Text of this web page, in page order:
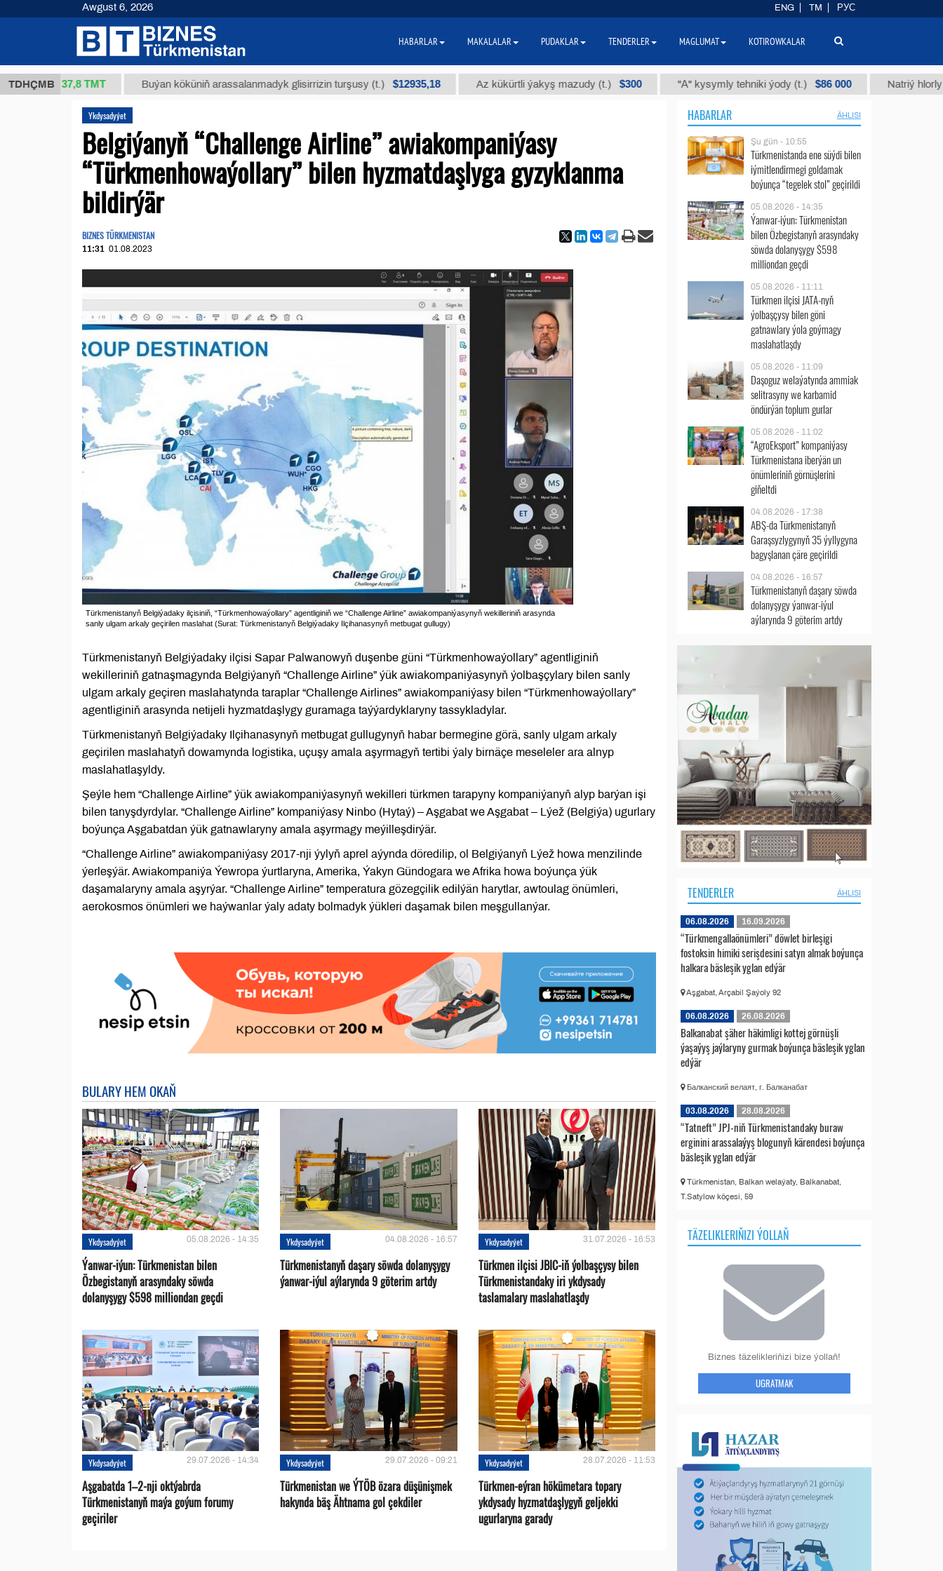
TDHÇMB
37,8 ТМТ Buýan köküniň arassalanmadyk glisirrizin turşusy (t.) $12935,18 Az kükürtli ýakyş mazudy (t.) $300 "А" kysymly tehniki ýody (t.) $86 000 Natriý hlorly
Ykdysadyýet
Belgiýanyň “Challenge Airline” awiakompaniýasy
“Türkmenhowaýollary” bilen hyzmatdaşlyga gyzyklanma
bildirýär
BIZNES TÜRKMENISTAN
11:31 01.08.2023
Türkmenistanyň Belgiýadaky ilçisiniň, “Türkmenhowaýollary” agentliginiň we “Challenge Airline” awiakompaniýasynyň wekilleriniň arasynda
sanly ulgam arkaly geçirilen maslahat (Surat: Türkmenistanyň Belgiýadaky Ilçihanasynyň metbugat gullugy)
Türkmenistanyň Belgiýadaky ilçisi Sapar Palwanowyň duşenbe güni “Türkmenhowaýollary” agentliginiň
wekilleriniň gatnaşmagynda Belgiýanyň “Challenge Airline” ýük awiakompaniýasynyň ýolbaşçylary bilen sanly
ulgam arkaly geçiren maslahatynda taraplar “Challenge Airlines” awiakompaniýasy bilen “Türkmenhowaýollary”
agentliginiň arasynda netijeli hyzmatdaşlygy guramaga taýýardyklaryny tassykladylar.
Türkmenistanyň Belgiýadaky Ilçihanasynyň metbugat gullugynyň habar bermegine görä, sanly ulgam arkaly
geçirilen maslahatyň dowamynda logistika, uçuşy amala aşyrmagyň tertibi ýaly birnäçe meseleler ara alnyp
maslahatlaşyldy.
Şeýle hem “Challenge Airline” ýük awiakompaniýasynyň wekilleri türkmen tarapyny kompaniýanyň alyp barýan işi
bilen tanyşdyrdylar. “Challenge Airline” kompaniýasy Ninbo (Hytaý) – Aşgabat we Aşgabat – Lýež (Belgiýa) ugurlary
boýunça Aşgabatdan ýük gatnawlaryny amala aşyrmagy meýilleşdirýär.
“Challenge Airline” awiakompaniýasy 2017-nji ýylyň aprel aýynda döredilip, ol Belgiýanyň Lýež howa menzilinde
ýerleşýär. Awiakompaniýa Ýewropa ýurtlaryna, Amerika, Ýakyn Gündogara we Afrika howa boýunça ýük
daşamalaryny amala aşyrýar. “Challenge Airline” temperatura gözegçilik edilýän harytlar, awtoulag önümleri,
aerokosmos önümleri we haýwanlar ýaly adaty bolmadyk ýükleri daşamak bilen meşgullanýar.
BULARY HEM OKAŇ
Ykdysadyýet 05.08.2026 - 14:35
Ýanwar-iýun: Türkmenistan bilen
Özbegistanyň arasyndaky söwda
dolanyşygy $598 milliondan geçdi
Ykdysadyýet 04.08.2026 - 16:57
Türkmenistanyň daşary söwda dolanyşygy
ýanwar-iýul aýlarynda 9 göterim artdy
Ykdysadyýet 31.07.2026 - 16:53
Türkmen ilçisi JBIC-iň ýolbaşçysy bilen
Türkmenistandaky iri ykdysady
taslamalary maslahatlaşdy
Ykdysadyýet 29.07.2026 - 14:34
Aşgabatda 1–2-nji oktýabrda
Türkmenistanyň maýa goýum forumy
geçiriler
Ykdysadyýet 29.07.2026 - 09:21
Türkmenistan we ÝTÖB özara düşünişmek
hakynda bäş Ähtnama gol çekdiler
Ykdysadyýet 28.07.2026 - 11:53
Türkmen-eýran hökümetara topary
ykdysady hyzmatdaşlygyň geljekki
ugurlaryna garady
HABARLAR ÄHLISI
Şu gün - 10:55
Türkmenistanda ene süýdi bilen
iýmitlendirmegi goldamak
boýunça “tegelek stol” geçirildi
05.08.2026 - 14:35
Ýanwar-iýun: Türkmenistan
bilen Özbegistanyň arasyndaky
söwda dolanyşygy $598
milliondan geçdi
05.08.2026 - 11:11
Türkmen ilçisi JATA-nyň
ýolbaşçysy bilen göni
gatnawlary ýola goýmagy
maslahatlaşdy
05.08.2026 - 11:09
Daşoguz welaýatynda ammiak
selitrasyny we karbamid
öndürýän toplum gurlar
05.08.2026 - 11:02
“AgroEksport” kompaniýasy
Türkmenistana iberýän un
önümleriniň görnüşlerini
giňeltdi
04.08.2026 - 17:38
ABŞ-da Türkmenistanyň
Garaşsyzlygynyň 35 ýyllygyna
bagyşlanan çäre geçirildi
04.08.2026 - 16:57
Türkmenistanyň daşary söwda
dolanyşygy ýanwar-iýul
aýlarynda 9 göterim artdy
TENDERLER ÄHLISI
06.08.2026 16.09.2026
“Türkmengallaönümleri” döwlet birleşigi
fostoksin himiki serişdesini satyn almak boýunça
halkara bäsleşik yglan edýär
Aşgabat, Arçabil Şaýoly 92
06.08.2026 26.08.2026
Balkanabat şäher häkimligi kottej görnüşli
ýaşaýyş jaýlaryny gurmak boýunça bäsleşik yglan
edýär
Балканский велаят, г. Балканабат
03.08.2026 28.08.2026
“Tatneft” JPJ-niň Türkmenistandaky buraw
erginini arassalaýyş blogunyň kärendesi boýunça
bäsleşik yglan edýär
Türkmenistan, Balkan welaýaty, Balkanabat,
T.Satylow köçesi, 59
TÄZELIKLERIŇIZI ÝOLLAŇ
Biznes täzelikleriňizi bize ýollaň!
UGRATMAK
Awgust 6, 2026 ENG TM РУС
HABARLAR MAKALALAR PUDAKLAR TENDERLER MAGLUMAT KOTIROWKALAR